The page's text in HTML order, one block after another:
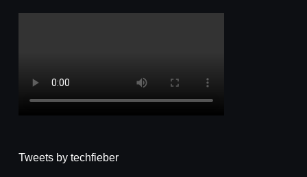
Tweets by techfieber